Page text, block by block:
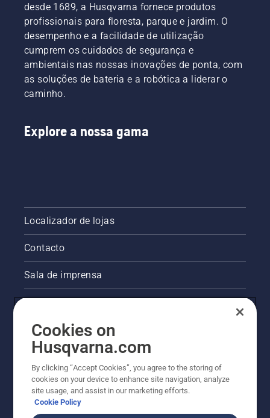
desde 1689, a Husqvarna fornece produtos
profissionais para floresta, parque e jardim. O
desempenho e a facilidade de utilização
cumprem os cuidados de segurança e
ambientais nas nossas inovações de ponta, com
as soluções de bateria e a robótica a liderar o
caminho.
Explore a nossa gama
Localizador de lojas
Contacto
Sala de imprensa
Outros websites da Husqvarna
A abordagem da Husqvarna à sustentabilidade
Cookies on
Husqvarna.com
By clicking “Accept Cookies”, you agree to the storing of
cookies on your device to enhance site navigation, analyze
site usage, and assist in our marketing efforts.
Cookie Policy